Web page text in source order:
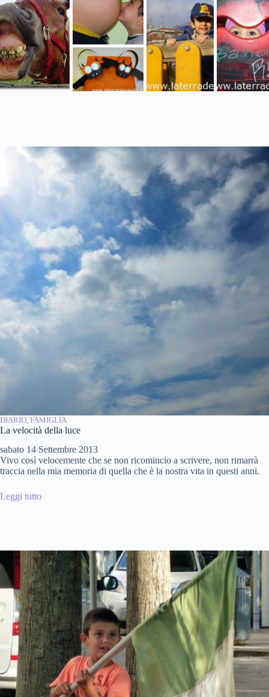
DIARIO FAMIGLIA
La velocità della luce
sabato 14 Settembre 2013
Vivo così velocemente che se non ricomincio a scrivere, non rimarrà
traccia nella mia memoria di quella che è la nostra vita in questi anni.
Leggi tutto